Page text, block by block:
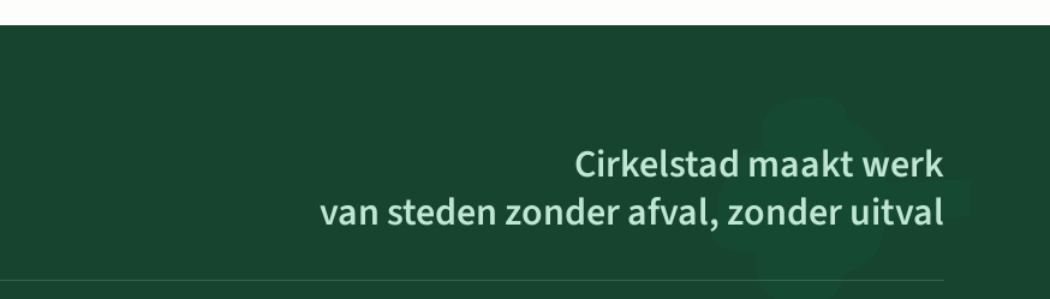
Cirkelstad maakt werk
van steden zonder afval, zonder uitval